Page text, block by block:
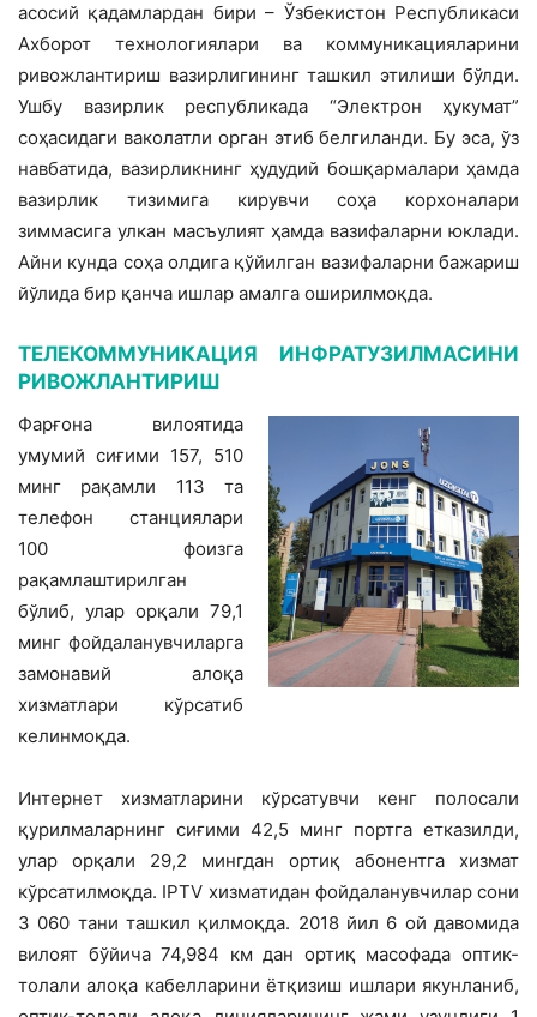
асосий қадамлардан бири – Ўзбекистон Республикаси
Ахборот технологиялари ва коммуникацияларини
ривожлантириш вазирлигининг ташкил этилиши бўлди.
Ушбу вазирлик республикада “Электрон ҳукумат”
соҳасидаги ваколатли орган этиб белгиланди. Бу эса, ўз
навбатида, вазирликнинг ҳудудий бошқармалари ҳамда
вазирлик тизимига кирувчи соҳа корхоналари
зиммасига улкан масъулият ҳамда вазифаларни юклади.
Айни кунда соҳа олдига қўйилган вазифаларни бажариш
йўлида бир қанча ишлар амалга оширилмоқда.
ТЕЛЕКОММУНИКАЦИЯ ИНФРАТУЗИЛМАСИНИ
РИВОЖЛАНТИРИШ
Фарғона вилоятида
умумий сиғими 157, 510
минг рақамли 113 та
телефон станциялари
100 фоизга
рақамлаштирилган
бўлиб, улар орқали 79,1
минг фойдаланувчиларга
замонавий алоқа
хизматлари кўрсатиб
келинмоқда.
Интернет хизматларини кўрсатувчи кенг полосали
қурилмаларнинг сиғими 42,5 минг портга етказилди,
улар орқали 29,2 мингдан ортиқ абонентга хизмат
кўрсатилмоқда. IPTV хизматидан фойдаланувчилар сони
3 060 тани ташкил қилмоқда. 2018 йил 6 ой давомида
вилоят бўйича 74,984 км дан ортиқ масофада оптик-
толали алоқа кабелларини ётқизиш ишлари якунланиб,